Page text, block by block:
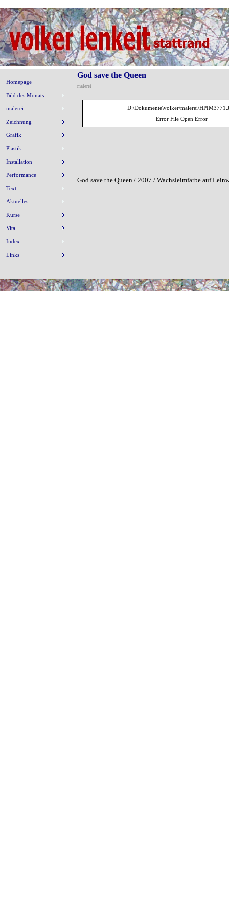
Homepage
Bild des Monats
malerei
Zeichnung
Grafik
Plastik
Installation
Performance
Text
Aktuelles
Kurse
Vita
Index
Links
God save the Queen
malerei
Error File Open Error
God save the Queen / 2007 / Wachsleimfarbe auf